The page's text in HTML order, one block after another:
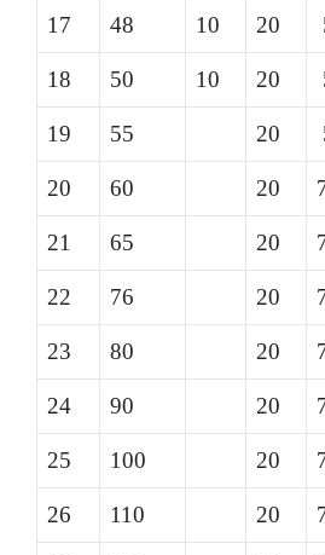
17 48 10 20
18 50 10 20
19 55 20
20 60 20
21 65 20
22 76 20
23 80 20
24 90 20
25 100 20
26 110 20